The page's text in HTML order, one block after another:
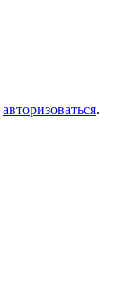
авторизоваться.